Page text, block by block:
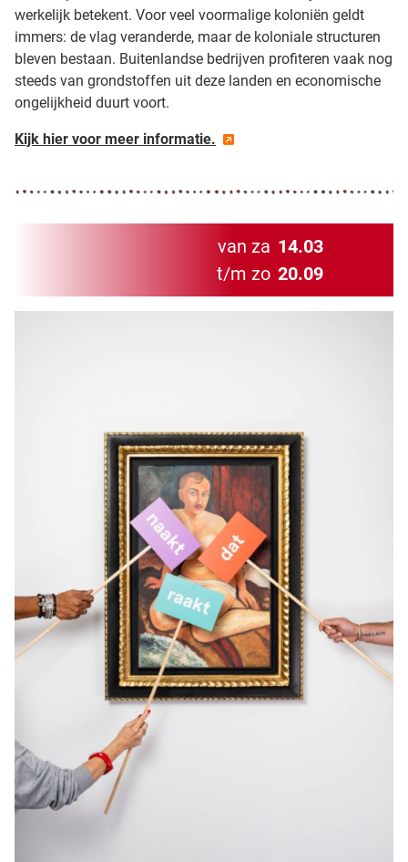
werkelijk betekent. Voor veel voormalige koloniën geldt
immers: de vlag veranderde, maar de koloniale structuren
bleven bestaan. Buitenlandse bedrijven profiteren vaak nog
steeds van grondstoffen uit deze landen en economische
ongelijkheid duurt voort.
Kijk hier voor meer informatie.
van za 14.03
t/m zo 20.09